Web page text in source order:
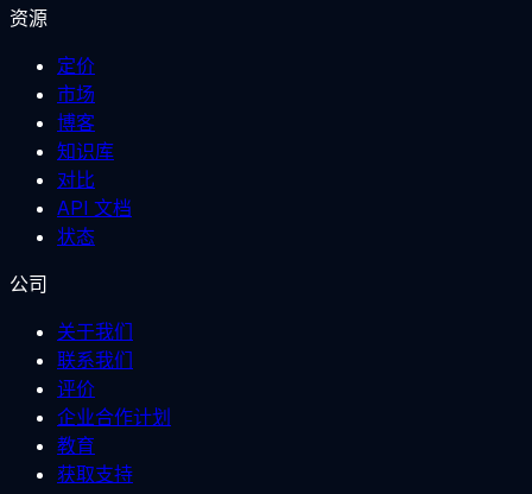
资源
定价
市场
博客
知识库
对比
API 文档
状态
公司
关于我们
联系我们
评价
企业合作计划
教育
获取支持